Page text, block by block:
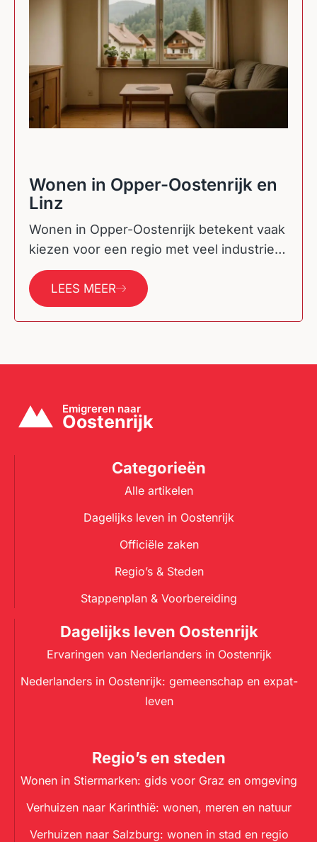
Wonen in Opper-Oostenrijk en
Linz
Wonen in Opper-Oostenrijk betekent vaak
kiezen voor een regio met veel industrie,
goede infrastructuur en een nuchtere
werkmentaliteit. Vooral Linz…
LEES MEER
Categorieën
Alle artikelen
Dagelijks leven in Oostenrijk
Officiële zaken
Regio’s & Steden
Stappenplan & Voorbereiding
Dagelijks leven Oostenrijk
Ervaringen van Nederlanders in Oostenrijk
Nederlanders in Oostenrijk: gemeenschap en expat-
leven
Regio’s en steden
Wonen in Stiermarken: gids voor Graz en omgeving
Verhuizen naar Karinthië: wonen, meren en natuur
Verhuizen naar Salzburg: wonen in stad en regio